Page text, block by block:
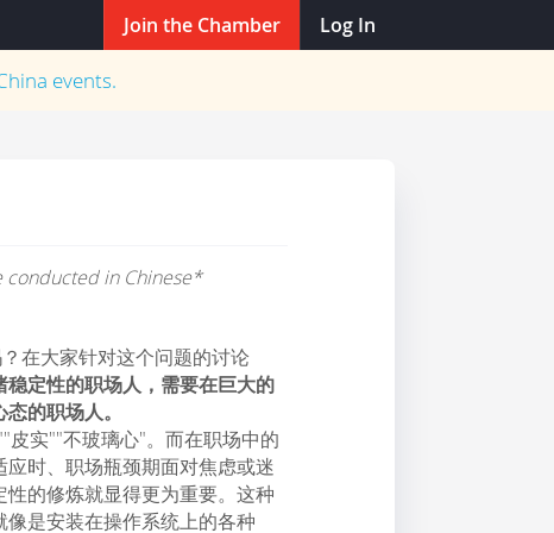
Join the Chamber Log In
events.
conducted in Chinese*
在大家针对这个问题的讨论
稳定性的职场人，需要在巨大的
的职场人。
实""不玻璃心"。而在职场中的
时、职场瓶颈期面对焦虑或迷
的修炼就显得更为重要。这种
是安装在操作系统上的各种